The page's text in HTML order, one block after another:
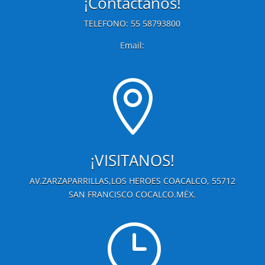
TELEFONO: 55 58793800
Email:

¡VISITANOS!
AV.ZARZAPARRILLAS,LOS HEROES COACALCO, 55712
SAN FRANCISCO COCALCO.MÉX.
}